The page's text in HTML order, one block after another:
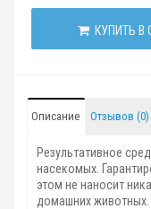
КУПИТЬ В
Описание Отзывов (0)
Результативное
насекомых.
этом не наносит
домашних животных.